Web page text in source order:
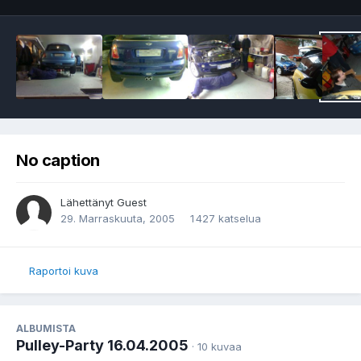
No caption
Lähettänyt Guest
29. Marraskuuta, 2005
1 427 katselua
Raportoi kuva
ALBUMISTA
Pulley-Party 16.04.2005 · 10 kuvaa